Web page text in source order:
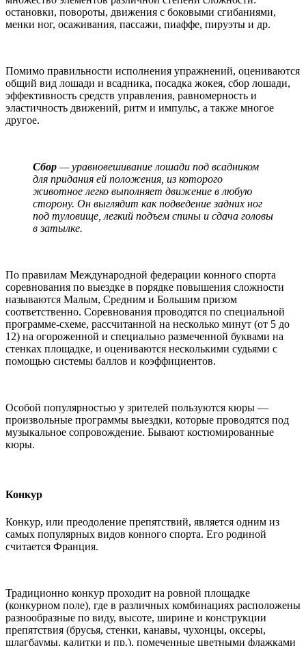
остановки, повороты, движения с боковыми сгибаниями,
менки ног, осаживания, пассажи, пиаффе, пируэты и др.
Помимо правильности исполнения упражнений, оцениваются
общий вид лошади и всадника, посадка жокея, сбор лошади,
эффективность средств управления, равномерность и
эластичность движений, ритм и импульс, а также многое
другое.
Сбор — уравновешивание лошади под всадником
для придания ей положения, из которого
животное легко выполняет движение в любую
сторону. Он выглядит как подведение задних ног
под туловище, легкий подъем спины и сдача головы
в затылке.
По правилам Международной федерации конного спорта
соревнования по выездке в порядке повышения сложности
называются Малым, Средним и Большим призом
соответственно. Соревнования проводятся по специальной
программе-схеме, рассчитанной на несколько минут (от 5 до
12) на огороженной и специально размеченной буквами на
стенках площадке, и оцениваются несколькими судьями с
помощью системы баллов и коэффициентов.
Особой популярностью у зрителей пользуются кюры —
произвольные программы выездки, которые проводятся под
музыкальное сопровождение. Бывают костюмированные
кюры.
Конкур
Конкур, или преодоление препятствий, является одним из
самых популярных видов конного спорта. Его родиной
считается Франция.
Традиционно конкур проходит на ровной площадке
(конкурном поле), где в различных комбинациях расположены
разнообразные по виду, высоте, ширине и конструкции
препятствия (брусья, стенки, канавы, чухонцы, оксеры,
шлагбаумы, калитки и пр.), помеченные цветными флажками